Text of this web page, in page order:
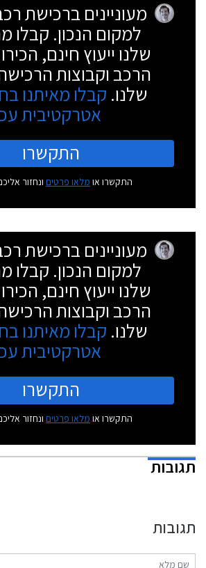
מעוניינים ברכישת
למקום הנכון. קבלו
שלנו ייעוץ חינם,
הרכב וקבוצות
שלנו. קבלו מאיתנו
אטרקטיבית
התקשרו
התקשרו או מלאו פרטים ונחזור
מעוניינים ברכישת
למקום הנכון. קבלו
שלנו ייעוץ חינם,
הרכב וקבוצות
שלנו. קבלו מאיתנו
אטרקטיבית
התקשרו
התקשרו או מלאו פרטים ונחזור
תגובות
תגובות